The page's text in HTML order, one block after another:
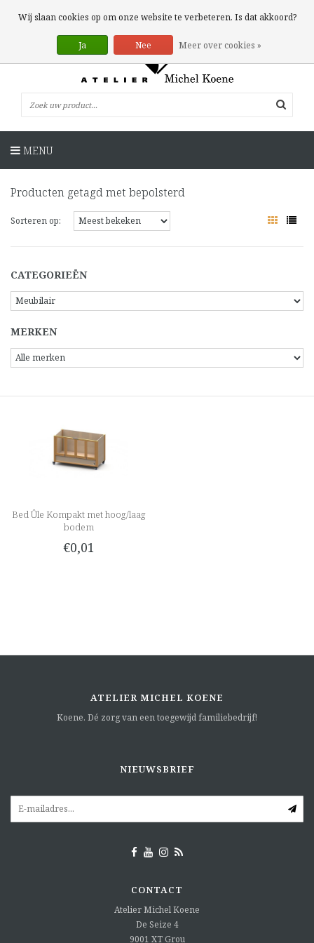
0 Artikelen
MENU
Producten getagd met bepolsterd
Sorteren op:
CATEGORIEËN
MERKEN
Bed Ûle Kompakt met hoog/laag
bodem
€0,01
ATELIER MICHEL KOENE
Koene. Dé zorg van een toegewijd familiebedrijf!
NIEUWSBRIEF
CONTACT
Atelier Michel Koene
De Seize 4
9001 XT Grou
Wij slaan cookies op om onze website te verbeteren. Is dat akkoord?
Ja Nee Meer over cookies »